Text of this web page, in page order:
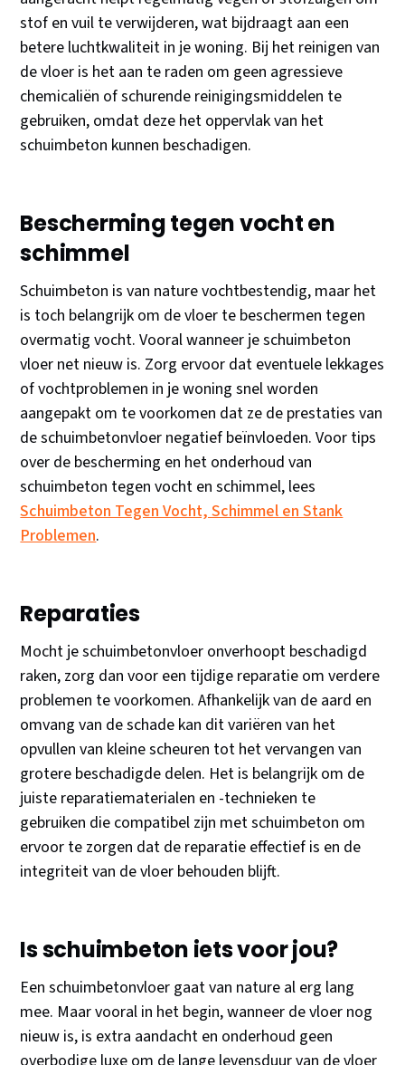
stof en vuil te verwijderen, wat bijdraagt aan een
betere luchtkwaliteit in je woning. Bij het reinigen van
de vloer is het aan te raden om geen agressieve
chemicaliën of schurende reinigingsmiddelen te
gebruiken, omdat deze het oppervlak van het
schuimbeton kunnen beschadigen.
Bescherming tegen vocht en
schimmel
Schuimbeton is van nature vochtbestendig, maar het
is toch belangrijk om de vloer te beschermen tegen
overmatig vocht. Vooral wanneer je schuimbeton
vloer net nieuw is. Zorg ervoor dat eventuele lekkages
of vochtproblemen in je woning snel worden
aangepakt om te voorkomen dat ze de prestaties van
de schuimbetonvloer negatief beïnvloeden. Voor tips
over de bescherming en het onderhoud van
schuimbeton tegen vocht en schimmel, lees
Schuimbeton Tegen Vocht, Schimmel en Stank
Problemen.
Reparaties
Mocht je schuimbetonvloer onverhoopt beschadigd
raken, zorg dan voor een tijdige reparatie om verdere
problemen te voorkomen. Afhankelijk van de aard en
omvang van de schade kan dit variëren van het
opvullen van kleine scheuren tot het vervangen van
grotere beschadigde delen. Het is belangrijk om de
juiste reparatiematerialen en -technieken te
gebruiken die compatibel zijn met schuimbeton om
ervoor te zorgen dat de reparatie effectief is en de
integriteit van de vloer behouden blijft.
Is schuimbeton iets voor jou?
Een schuimbetonvloer gaat van nature al erg lang
mee. Maar vooral in het begin, wanneer de vloer nog
nieuw is, is extra aandacht en onderhoud geen